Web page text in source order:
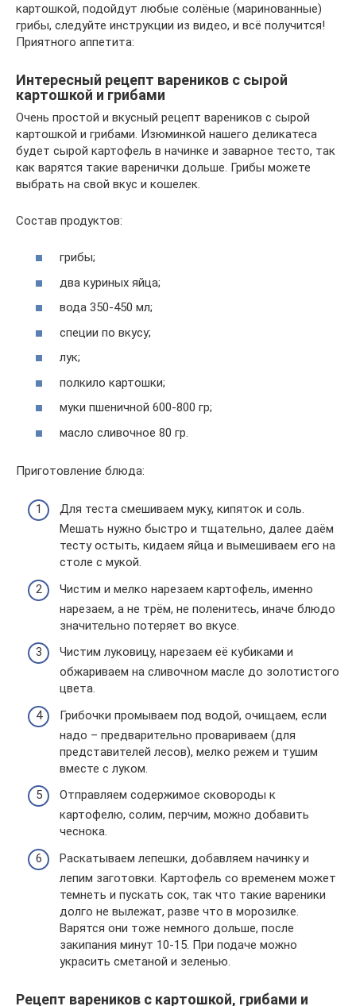
картошкой, подойдут любые солёные (маринованные)
грибы, следуйте инструкции из видео, и всё получится!
Приятного аппетита:
Интересный рецепт вареников с сырой
картошкой и грибами
Очень простой и вкусный рецепт вареников с сырой
картошкой и грибами. Изюминкой нашего деликатеса
будет сырой картофель в начинке и заварное тесто, так
как варятся такие варенички дольше. Грибы можете
выбрать на свой вкус и кошелек.
Состав продуктов:
грибы;
два куриных яйца;
вода 350-450 мл;
специи по вкусу;
лук;
полкило картошки;
муки пшеничной 600-800 гр;
масло сливочное 80 гр.
Приготовление блюда:
Для теста смешиваем муку, кипяток и соль.
Мешать нужно быстро и тщательно, далее даём
тесту остыть, кидаем яйца и вымешиваем его на
столе с мукой.
Чистим и мелко нарезаем картофель, именно
нарезаем, а не трём, не поленитесь, иначе блюдо
значительно потеряет во вкусе.
Чистим луковицу, нарезаем её кубиками и
обжариваем на сливочном масле до золотистого
цвета.
Грибочки промываем под водой, очищаем, если
надо – предварительно провариваем (для
представителей лесов), мелко режем и тушим
вместе с луком.
Отправляем содержимое сковороды к
картофелю, солим, перчим, можно добавить
чеснока.
Раскатываем лепешки, добавляем начинку и
лепим заготовки. Картофель со временем может
темнеть и пускать сок, так что такие вареники
долго не вылежат, разве что в морозилке.
Варятся они тоже немного дольше, после
закипания минут 10-15. При подаче можно
украсить сметаной и зеленью.
Рецепт вареников с картошкой, грибами и